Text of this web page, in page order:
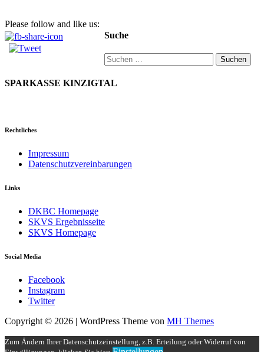
Please follow and like us:
Suche
Suchen
nach:
SPARKASSE KINZIGTAL
Rechtliches
Impressum
Datenschutzvereinbarungen
Links
DKBC Homepage
SKVS Ergebnisseite
SKVS Homepage
Social Media
Facebook
Instagram
Twitter
Copyright © 2026 | WordPress Theme von MH Themes
Zum Ändern Ihrer Datenschutzeinstellung, z.B. Erteilung oder Widerruf von